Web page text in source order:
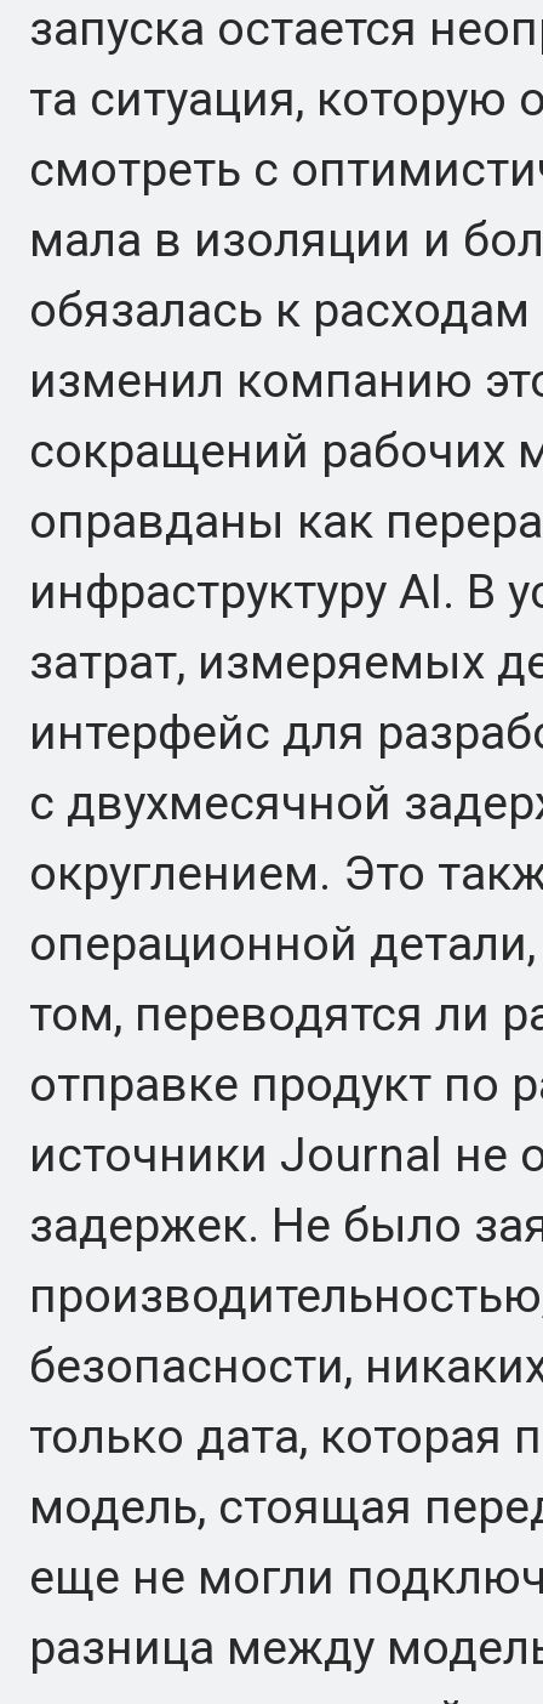
запуска остается
та ситуация, которую
смотреть с
мала в изоляции и
обязалась к
изменил компанию
сокращений рабочих
оправданы как
инфраструктуру AI. В
затрат, измеряемых
интерфейс для
с двухмесячной
округлением. Это
операционной
том, переводятся ли
отправке продукт по
источники Journal не
задержек. Не было
безопасности,
только дата,
модель, стоящая
еще не могли
разница между